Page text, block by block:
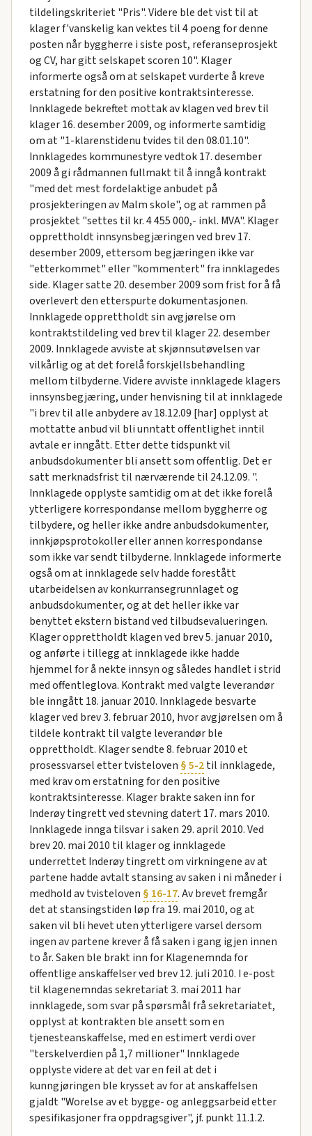
tildelingskriteriet "Pris". Videre ble det vist til at
klager f'vanskelig kan vektes til 4 poeng for denne
posten når byggherre i siste post, referanseprosjekt
og CV, har gitt selskapet scoren 10". Klager
informerte også om at selskapet vurderte å kreve
erstatning for den positive kontraktsinteresse.
Innklagede bekreftet mottak av klagen ved brev til
klager 16. desember 2009, og informerte samtidig
om at "1-klarenstidenu tvides til den 08.01.10".
Innklagedes kommunestyre vedtok 17. desember
2009 å gi rådmannen fullmakt til å inngå kontrakt
"med det mest fordelaktige anbudet på
prosjekteringen av Malm skole", og at rammen på
prosjektet "settes til kr. 4 455 000,- inkl. MVA". Klager
opprettholdt innsynsbegjæringen ved brev 17.
desember 2009, ettersom begjæringen ikke var
"etterkommet" eller "kommentert" fra innklagedes
side. Klager satte 20. desember 2009 som frist for å få
overlevert den etterspurte dokumentasjonen.
Innklagede opprettholdt sin avgjørelse om
kontraktstildeling ved brev til klager 22. desember
2009. Innklagede avviste at skjønnsutøvelsen var
vilkårlig og at det forelå forskjellsbehandling
mellom tilbyderne. Videre avviste innklagede klagers
innsynsbegjæring, under henvisning til at innklagede
"i brev til alle anbydere av 18.12.09 [har] opplyst at
mottatte anbud vil bli unntatt offentlighet inntil
avtale er inngått. Etter dette tidspunkt vil
anbudsdokumenter bli ansett som offentlig. Det er
satt merknadsfrist til nærværende til 24.12.09. ".
Innklagede opplyste samtidig om at det ikke forelå
ytterligere korrespondanse mellom byggherre og
tilbydere, og heller ikke andre anbudsdokumenter,
innkjøpsprotokoller eller annen korrespondanse
som ikke var sendt tilbyderne. Innklagede informerte
også om at innklagede selv hadde forestått
utarbeidelsen av konkurransegrunnlaget og
anbudsdokumenter, og at det heller ikke var
benyttet ekstern bistand ved tilbudsevalueringen.
Klager opprettholdt klagen ved brev 5. januar 2010,
og anførte i tillegg at innklagede ikke hadde
hjemmel for å nekte innsyn og således handlet i strid
med offentleglova. Kontrakt med valgte leverandør
ble inngått 18. januar 2010. Innklagede besvarte
klager ved brev 3. februar 2010, hvor avgjørelsen om å
tildele kontrakt til valgte leverandør ble
opprettholdt. Klager sendte 8. februar 2010 et
prosessvarsel etter tvisteloven § 5-2til innklagede,
med krav om erstatning for den positive
kontraktsinteresse. Klager brakte saken inn for
Inderøy tingrett ved stevning datert 17. mars 2010.
Innklagede innga tilsvar i saken 29. april 2010. Ved
brev 20. mai 2010 til klager og innklagede
underrettet Inderøy tingrett om virkningene av at
partene hadde avtalt stansing av saken i ni måneder i
medhold av tvisteloven § 16-17. Av brevet fremgår
det at stansingstiden løp fra 19. mai 2010, og at
saken vil bli hevet uten ytterligere varsel dersom
ingen av partene krever å få saken i gang igjen innen
to år. Saken ble brakt inn for Klagenemnda for
offentlige anskaffelser ved brev 12. juli 2010. I e-post
til klagenemndas sekretariat 3. mai 2011 har
innklagede, som svar på spørsmål frå sekretariatet,
opplyst at kontrakten ble ansett som en
tjenesteanskaffelse, med en estimert verdi over
"terskelverdien på 1,7 millioner" Innklagede
opplyste videre at det var en feil at det i
kunngjøringen ble krysset av for at anskaffelsen
gjaldt "Worelse av et bygge- og anleggsarbeid etter
spesifikasjoner fra oppdragsgiver", jf. punkt 11.1.2.